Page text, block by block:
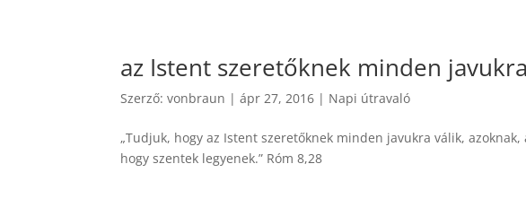
az Istent szeretőknek minden
Szerző:vonbraun |ápr 27, 2016 | Napi útravaló
„Tudjuk, hogy az Istent szeretőknek minden javukra válik,
hogy szentek legyenek.” Róm 8,28